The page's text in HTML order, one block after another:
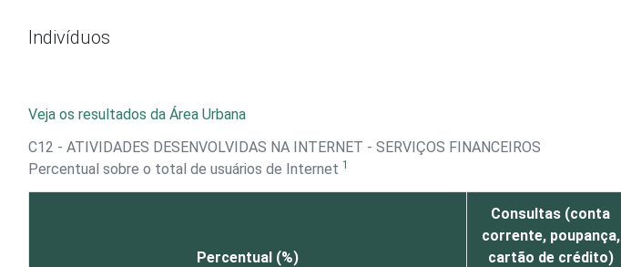
Indivíduos
Veja os resultados da Área Urbana
C12 - ATIVIDADES DESENVOLVIDAS NA INTERNET - SERVIÇOS FINANCEIROS
Percentual sobre o total de usuários de Internet 1
Percentual (%)
Consultas (conta
corrente, poupança,
cartão de crédito)